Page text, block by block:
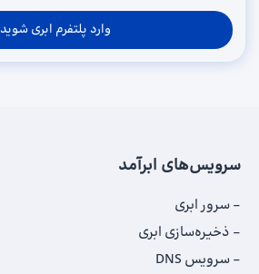
وارد پلتفرم ابری شوید
سرویس‌های ابرآمد
سرور ابری
ذخیره‌سازی ابری
سرویس DNS